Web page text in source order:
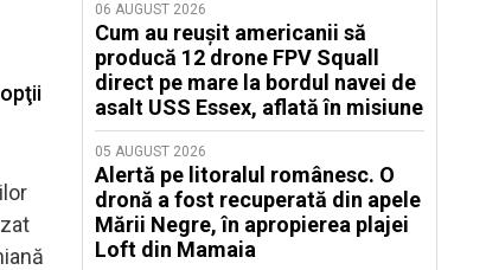
06 AUGUST 2026
Cum au reușit americanii să
producă 12 drone FPV Squall
direct pe mare la bordul navei de
asalt USS Essex, aflată în misiune
05 AUGUST 2026
Alertă pe litoralul românesc. O
dronă a fost recuperată din apele
Mării Negre, în apropierea plajei
Loft din Mamaia